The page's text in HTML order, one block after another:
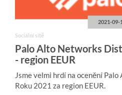
2021-09-
Sociální sítě
Palo Alto Networks
- region EEUR
Jsme velmi hrdí na ocenění
Roku 2021 za region EEUR.